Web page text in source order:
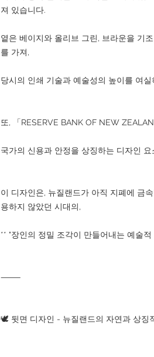
져 있습니다.
옅은 베이지와 올리브 그린, 브라운을 기
를 가져,
당시의 인쇄 기술과 예술성의 높이를 여실
또, 「RESERVE BANK OF NEW
국가의 신용과 안정을 상징하는 디자인
이 디자인은, 뉴질랜드가 아직 지폐에 금
용하지 않았던 시대의,
** "장인의 정밀 조각이 만들어내는 예술
⸻
🕊️ 뒷면 디자인 - 뉴질랜드의 자연과 상징